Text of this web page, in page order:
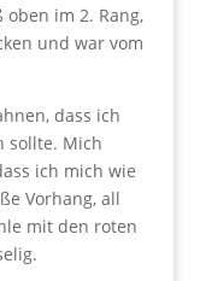
im 2. Rang,
und war vom
dass ich
sollte. Mich
ich mich wie
Vorhang, all
mit den roten